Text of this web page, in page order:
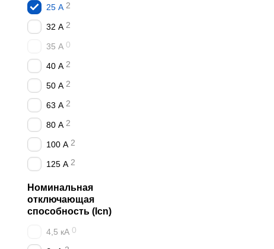
25 А 2
32 А 2
35 А 0
40 А 2
50 А 2
63 А 2
80 А 2
100 А 2
125 А 2
Номинальная
отключающая
способность (Icn)
4,5 кА 0